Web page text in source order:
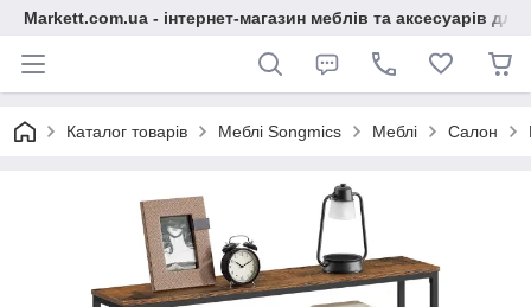
Markett.com.ua - інтернет-магазин меблів та аксесуарів для
Каталог товарів Меблі Songmics Меблі Салон